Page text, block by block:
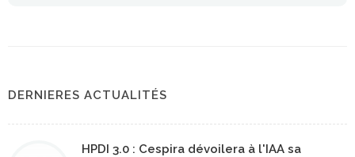
DERNIERES ACTUALITÉS
HPDI 3.0 : Cespira dévoilera à l'IAA sa